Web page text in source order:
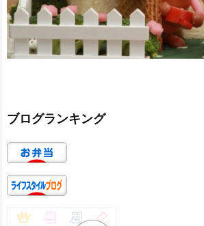
ブログランキング